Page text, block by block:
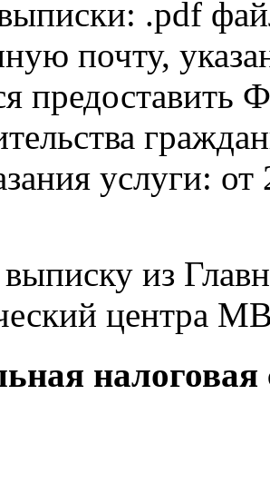
.pdf
почту,
услуги: от
выписку из
центра
налоговая